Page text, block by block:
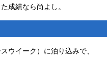
成績なら尚よし。
ウイーク）に泊り込みで、